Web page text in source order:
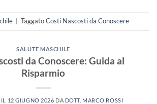
TaggatoCosti Nascosti da Conoscere
SALUTE MASCHILE
da Conoscere: Guida al
Risparmio
12 GIUGNO 2026 DA DOTT. MARCO ROSSI